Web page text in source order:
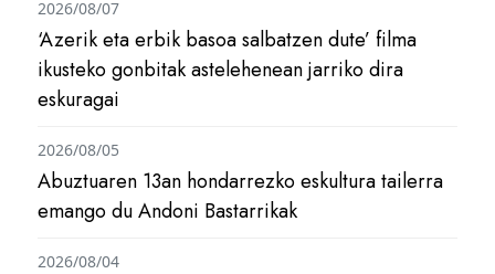
‘Azerik eta erbik basoa salbatzen dute’ filma
ikusteko gonbitak astelehenean jarriko dira
eskuragai
2026/08/07
Abuztuaren 13an hondarrezko eskultura tailerra
emango du Andoni Bastarrikak
2026/08/05
2026/08/04